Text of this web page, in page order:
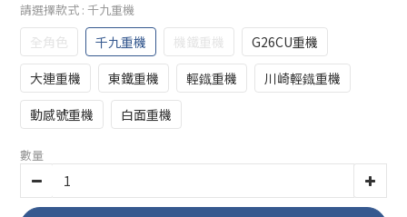
請選擇款式 : 千九重機
全角色 千九重機 機鐵重機
G26CU重機
大連重機
東鐵重機 輕鐡重機
川崎輕鐡重機
動感號重機
白面重機
數量